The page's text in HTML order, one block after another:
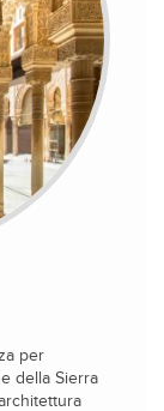
per
della Sierra